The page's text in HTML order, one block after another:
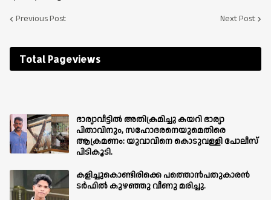
Previous Post
Next Post
Total Pageviews
ഭാര്യാവീട്ടിൽ അതിക്രമിച്ചു കയറി ഭാര്യാ
പിതാവിനും, സഹോദരനെയുമെതിരെ
ആക്രമണം: യുവാവിനെ കൊടുവള്ളി പോലീസ്
പിടികൂടി.
കളിച്ചുകൊണ്ടിരിക്കെ പത്തൊൻപതുകാരൻ
ടർഫിൽ കുഴഞ്ഞു വീണു മരിച്ചു.